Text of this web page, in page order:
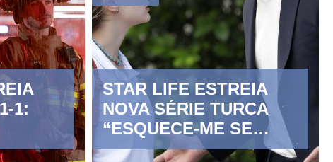
1:
STAR LIFE ESTREIA
NOVA SÉRIE TURCA
“ESQUECE-ME SE
PUDERES”